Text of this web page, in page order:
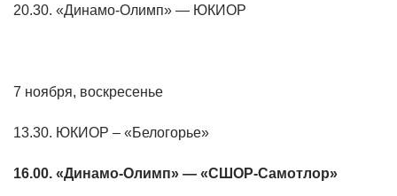
20.30. «Динамо-Олимп» — ЮКИОР
7 ноября, воскресенье
13.30. ЮКИОР – «Белогорье»
16.00. «Динамо-Олимп» — «СШОР-Самотлор»